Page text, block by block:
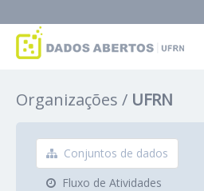
Grupos
Sobre
Organizações UFRN
Conjuntos de dados
Fluxo de Atividades